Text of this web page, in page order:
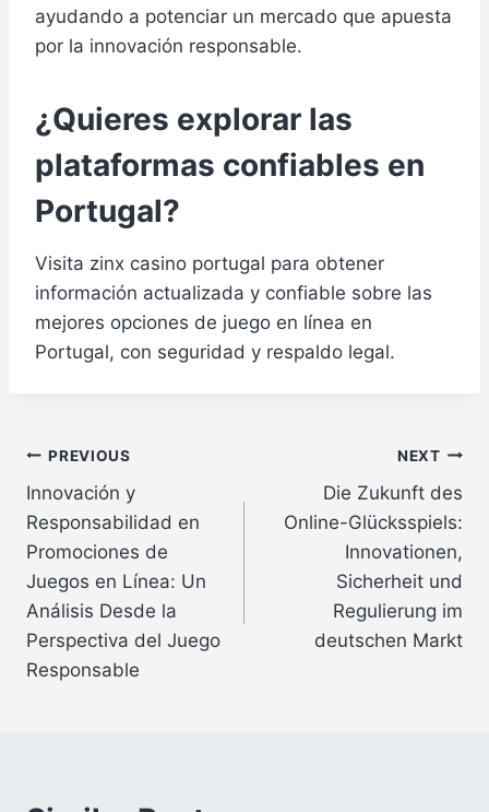
ayudando a potenciar un mercado que apuesta
por la innovación responsable.
¿Quieres explorar las
plataformas confiables en
Portugal?
Visita zinx casino portugal para obtener
información actualizada y confiable sobre las
mejores opciones de juego en línea en
Portugal, con seguridad y respaldo legal.
Post
navigation
PREVIOUS
Innovación y
Responsabilidad en
Promociones de
Juegos en Línea: Un
Análisis Desde la
Perspectiva del Juego
Responsable
NEXT
Die Zukunft des
Online-Glücksspiels:
Innovationen,
Sicherheit und
Regulierung im
deutschen Markt